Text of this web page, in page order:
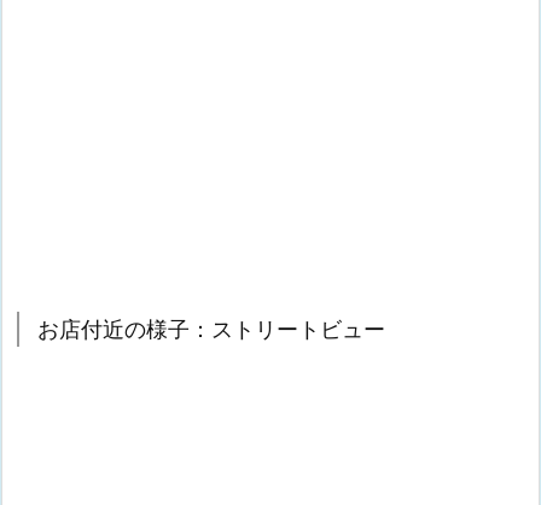
お店付近の様子：ストリートビュー